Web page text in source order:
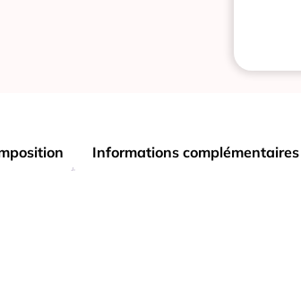
Informations complémentaires